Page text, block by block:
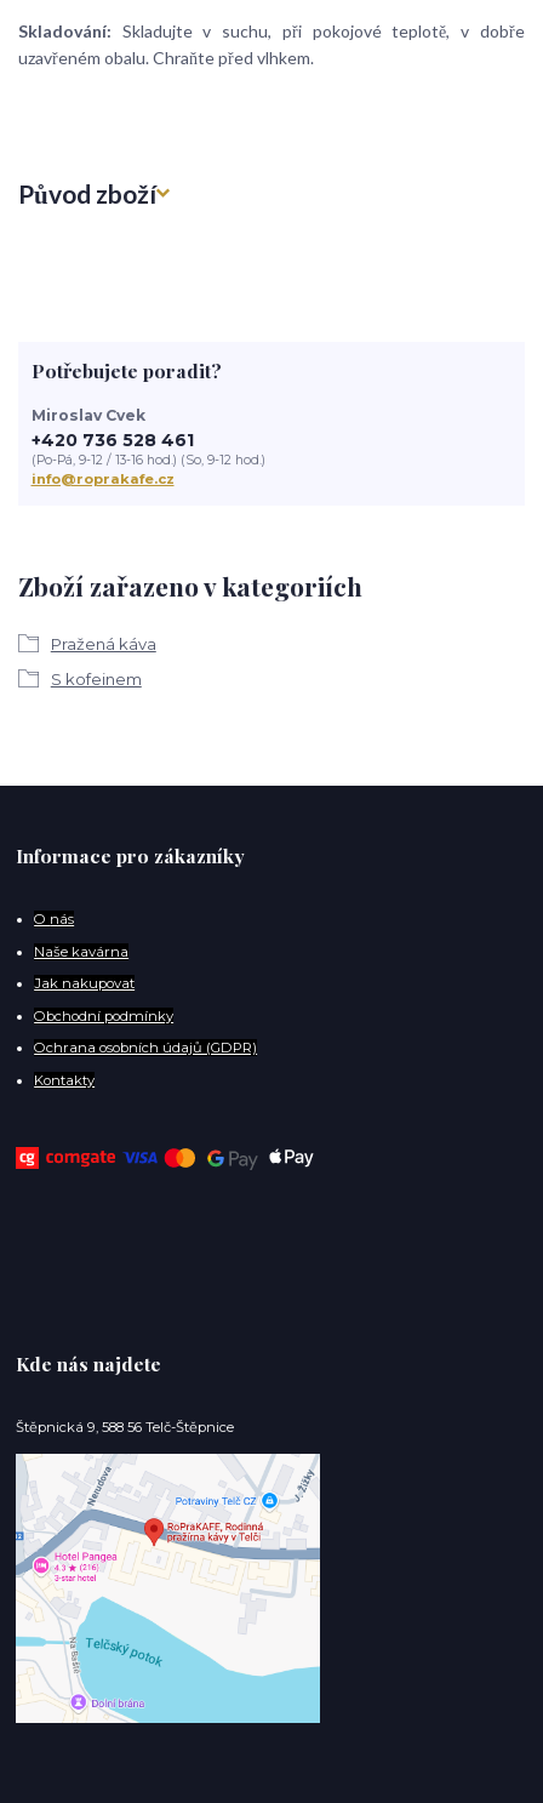
Skladování: Skladujte v suchu, při pokojové teplotě, v dobře
uzavřeném obalu. Chraňte před vlhkem.
Původ zboží
Zboží zařazeno v kategoriích
Pražená káva
S kofeinem
Potřebujete poradit?
Miroslav Cvek
+420 736 528 461
(Po-Pá, 9-12 / 13-16 hod.) (So, 9-12 hod.)
info@roprakafe.cz
Informace pro zákazníky
O nás
Naše kavárna
Jak nakupovat
Obchodní podmínky
Ochrana osobních údajů (GDPR)
Kontakty
Kde nás najdete
Štěpnická 9, 588 56 Telč-Štěpnice